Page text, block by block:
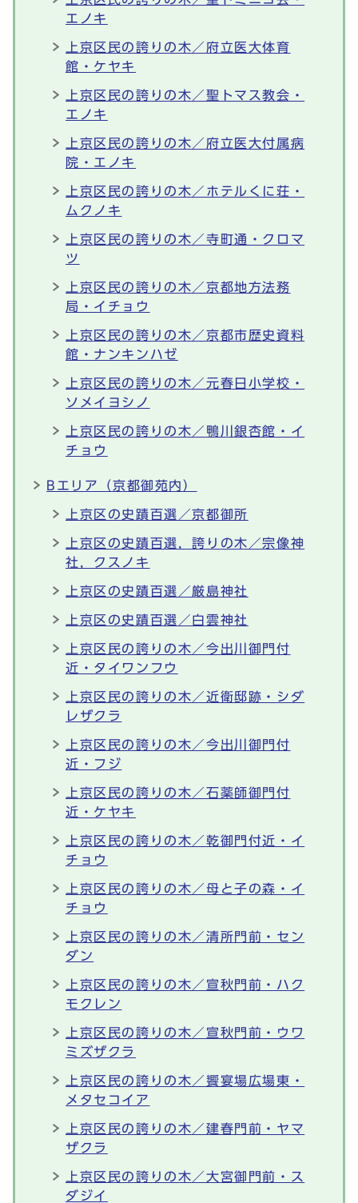
エノキ
上京区民の誇りの木／府立医大体育
館・ケヤキ
上京区民の誇りの木／聖トマス教会・
エノキ
上京区民の誇りの木／府立医大付属病
院・エノキ
上京区民の誇りの木／ホテルくに荘・
ムクノキ
上京区民の誇りの木／寺町通・クロマ
ツ
上京区民の誇りの木／京都地方法務
局・イチョウ
上京区民の誇りの木／京都市歴史資料
館・ナンキンハゼ
上京区民の誇りの木／元春日小学校・
ソメイヨシノ
上京区民の誇りの木／鴨川銀杏館・イ
チョウ
Bエリア（京都御苑内）
上京区の史蹟百選／京都御所
上京区の史蹟百選，誇りの木／宗像神
社，クスノキ
上京区の史蹟百選／厳島神社
上京区の史蹟百選／白雲神社
上京区民の誇りの木／今出川御門付
近・タイワンフウ
上京区民の誇りの木／近衛邸跡・シダ
レザクラ
上京区民の誇りの木／今出川御門付
近・フジ
上京区民の誇りの木／石薬師御門付
近・ケヤキ
上京区民の誇りの木／乾御門付近・イ
チョウ
上京区民の誇りの木／母と子の森・イ
チョウ
上京区民の誇りの木／清所門前・セン
ダン
上京区民の誇りの木／宣秋門前・ハク
モクレン
上京区民の誇りの木／宣秋門前・ウワ
ミズザクラ
上京区民の誇りの木／饗宴場広場東・
メタセコイア
上京区民の誇りの木／建春門前・ヤマ
ザクラ
上京区民の誇りの木／大宮御門前・ス
ダジイ